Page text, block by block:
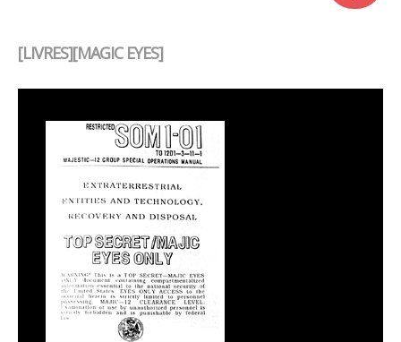
Business
[LIVRES][MAGIC EYES]